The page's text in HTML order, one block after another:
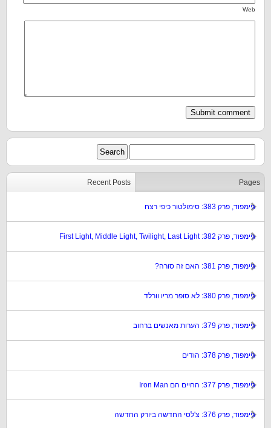
Web
Recent Posts Pages
גיימפוד, פרק 383: סימולטור כיפי רצח
גיימפוד, פרק 382: First Light, Middle Light, Twilight, Last Light
גיימפוד, פרק 381: האם זה סורה?
גיימפוד, פרק 380: לא סופר מריו וורלד
גיימפוד, פרק 379: הערות מאנשים ברחוב
גיימפוד, פרק 378: הודים
גיימפוד, פרק 377: החיים הם Iron Man
גיימפוד, פרק 376: צ'לסי החדשה ביורק החדשה